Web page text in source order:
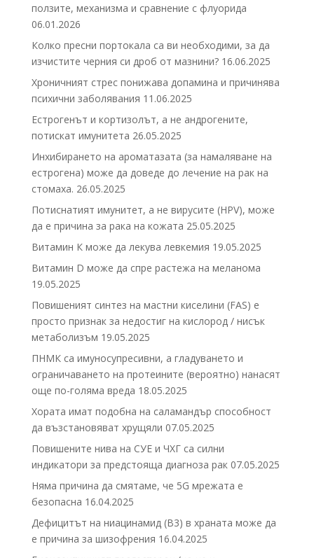
ползите, механизма и сравнение с флуорида
06.01.2026
Колко пресни портокала са ви необходими, за да
изчистите черния си дроб от мазнини? 16.06.2025
Хроничният стрес понижава допамина и причинява
психични заболявания 11.06.2025
Естрогенът и кортизолът, а не андрогените,
потискат имунитета 26.05.2025
Инхибирането на ароматазата (за намаляване на
естрогена) може да доведе до лечение на рак на
стомаха. 26.05.2025
Потиснатият имунитет, а не вирусите (HPV), може
да е причина за рака на кожата 25.05.2025
Витамин К може да лекува левкемия 19.05.2025
Витамин D може да спре растежа на меланома
19.05.2025
Повишеният синтез на мастни киселини (FAS) е
просто признак за недостиг на кислород / нисък
метаболизъм 19.05.2025
ПНМК са имуносупресивни, а гладуването и
ограничаването на протеините (вероятно) нанасят
още по-голяма вреда 18.05.2025
Хората имат подобна на саламандър способност
да възстановяват хрущяли 07.05.2025
Повишените нива на СУЕ и ЧХГ са силни
индикатори за предстояща диагноза рак 07.05.2025
Няма причина да смятаме, че 5G мрежата е
безопасна 16.04.2025
Дефицитът на ниацинамид (В3) в храната може да
е причина за шизофрения 16.04.2025